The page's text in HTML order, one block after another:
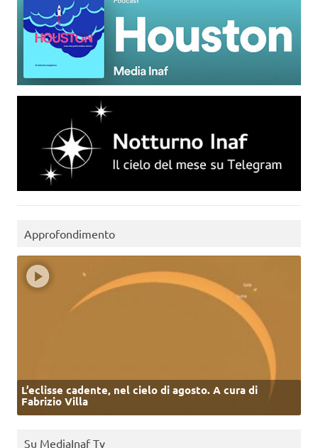
Approfondimento
L’eclisse cadente, nel cielo di agosto. A cura di
Fabrizio Villa
Su MediaInaf Tv